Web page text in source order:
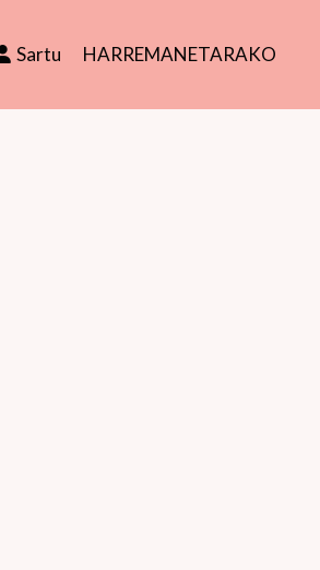
Sartu HARREMANETARAKO